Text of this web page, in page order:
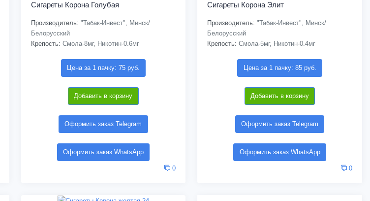
Сигареты Корона Голубая
Производитель: "Табак-Инвест", Минск/
Белорусский
Крепость: Смола-8мг, Никотин-0.6мг
Цена за 1 пачку: 75 руб.
Добавить в корзину
Оформить заказ Telegram
Оформить заказ WhatsApp
0
Сигареты Корона Элит
Производитель: "Табак-Инвест", Минск/
Белорусский
Крепость: Смола-5мг, Никотин-0.4мг
Цена за 1 пачку: 85 руб.
Добавить в корзину
Оформить заказ Telegram
Оформить заказ WhatsApp
0